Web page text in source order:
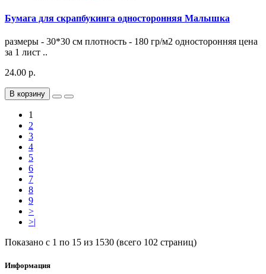
Бумага для скрапбукинга односторонняя Малышка
размеры - 30*30 см плотность - 180 гр/м2 односторонняя цена
за 1 лист ..
24.00 р.
В корзину
1
2
3
4
5
6
7
8
9
>
>|
Показано с 1 по 15 из 1530 (всего 102 страниц)
Информация